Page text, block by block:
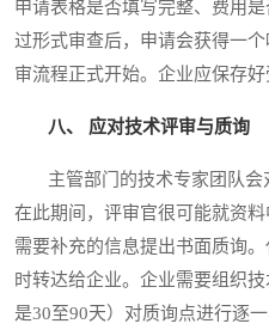
申请表格是否填写完整、费用
过形式审查后，申请会获得一
审流程正式开始。企业应保存
八、 应对技术评审与质询
主管部门的技术专家团队会
在此期间，评审官很可能就资
需要补充的信息提出书面质询
时转达给企业。企业需要组织
是30至90天）对质询点进行逐